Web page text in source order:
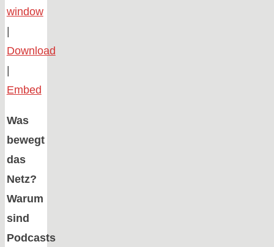
window
Download
Embed
Was
bewegt
das
Netz?
Warum
sind
Podcasts